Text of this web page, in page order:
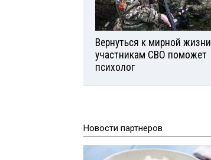
Вернуться к мирной жизни
участникам СВО поможет
психолог
Новости партнеров